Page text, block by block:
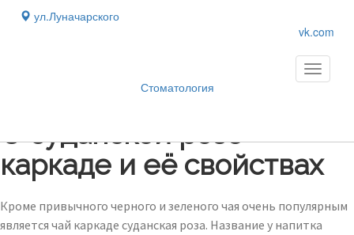
ул.Луначарского
vk.com
Стоматология
Toggle
О суданской розе
каркаде и её свойствах
Кроме привычного черного и зеленого чая очень популярным
является чай каркаде суданская роза. Название у напитка